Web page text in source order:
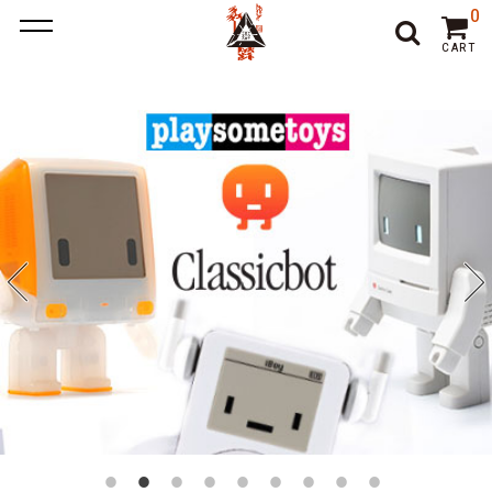
ポーカー アプリ おすすめ
ポー
カーアプリ おすすめ
オンラインポーカー
CART
0